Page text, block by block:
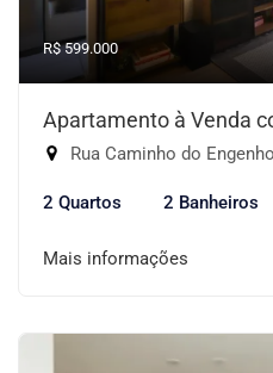
R$ 599.000
Apartamento à Venda
Rua Caminho do
2 Quartos 2 Banheiros
Mais informações